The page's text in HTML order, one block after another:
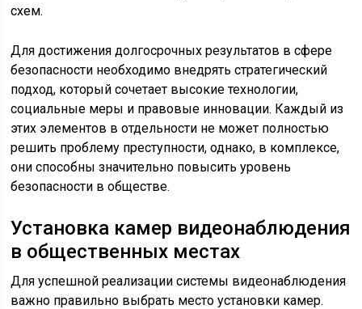
схем.
Для достижения долгосрочных результатов в сфере
безопасности необходимо внедрять стратегический
подход, который сочетает высокие технологии,
социальные меры и правовые инновации. Каждый из
этих элементов в отдельности не может полностью
решить проблему преступности, однако, в комплексе,
они способны значительно повысить уровень
безопасности в обществе.
Установка камер видеонаблюдения
в общественных местах
Для успешной реализации системы видеонаблюдения
важно правильно выбрать место установки камер.